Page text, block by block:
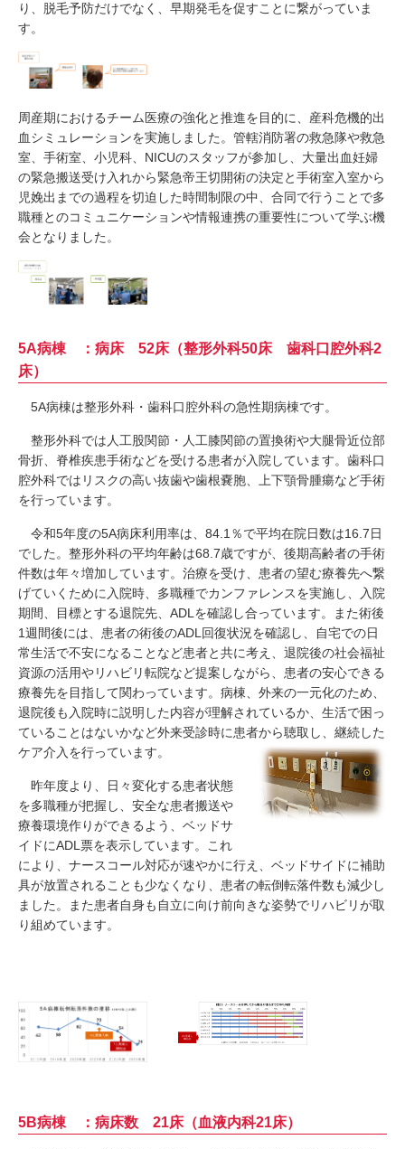
り、脱毛予防だけでなく、早期発毛を促すことに繋がっていま
す。
周産期におけるチーム医療の強化と推進を目的に、産科危機的出
血シミュレーションを実施しました。管轄消防署の救急隊や救急
室、手術室、小児科、NICUのスタッフが参加し、大量出血妊婦
の緊急搬送受け入れから緊急帝王切開術の決定と手術室入室から
児娩出までの過程を切迫した時間制限の中、合同で行うことで多
職種とのコミュニケーションや情報連携の重要性について学ぶ機
会となりました。
5A病棟 ：病床 52床（整形外科50床 歯科口腔外科2
床）
5A病棟は整形外科・歯科口腔外科の急性期病棟です。
整形外科では人工股関節・人工膝関節の置換術や大腿骨近位部
骨折、脊椎疾患手術などを受ける患者が入院しています。歯科口
腔外科ではリスクの高い抜歯や歯根嚢胞、上下顎骨腫瘍など手術
を行っています。
令和5年度の5A病床利用率は、84.1％で平均在院日数は16.7日
でした。整形外科の平均年齢は68.7歳ですが、後期高齢者の手術
件数は年々増加しています。治療を受け、患者の望む療養先へ繋
げていくために入院時、多職種でカンファレンスを実施し、入院
期間、目標とする退院先、ADLを確認し合っています。また術後
1週間後には、患者の術後のADL回復状況を確認し、自宅での日
常生活で不安になることなど患者と共に考え、退院後の社会福祉
資源の活用やリハビリ転院など提案しながら、患者の安心できる
療養先を目指して関わっています。病棟、外来の一元化のため、
退院後も入院時に説明した内容が理解されているか、生活で困っ
ていることはないかなど外来受診時に患者から聴取し、継続した
ケア介入を行っています。
昨年度より、日々変化する患者状態
を多職種が把握し、安全な患者搬送や
療養環境作りができるよう、ベッドサ
イドにADL票を表示しています。これ
により、ナースコール対応が速やかに行え、ベッドサイドに補助
具が放置されることも少なくなり、患者の転倒転落件数も減少し
ました。また患者自身も自立に向け前向きな姿勢でリハビリが取
り組めています。
5B病棟 ：病床数 21床（血液内科21床）